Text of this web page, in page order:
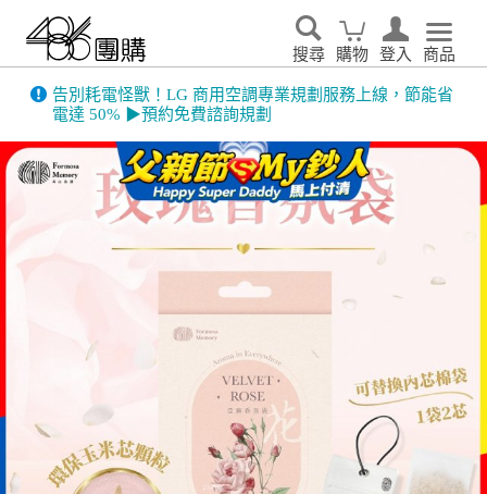
搜尋 購物 登入 商品
告別耗電怪獸！LG 商用空調專業規劃服務上線，節能省
電達 50% ▶預約免費諮詢規劃